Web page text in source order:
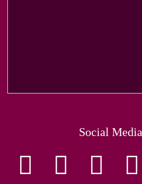
Social Media